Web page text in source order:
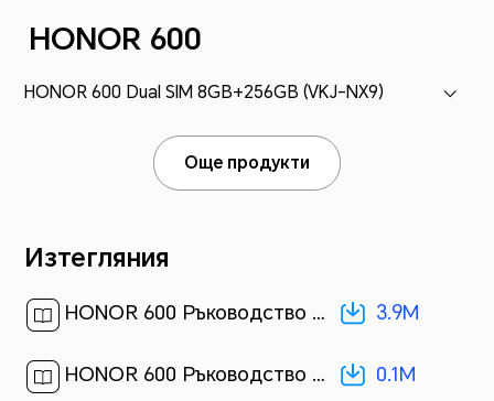
HONOR 600
HONOR 600 Dual SIM 8GB+256GB (VKJ-NX9)
Още продукти
Изтегляния
HONOR 600 Ръководство за потребителя-(MagicOS 10_01,bg)[ 3.9M ] 3.9M
HONOR 600 Ръководство за бърз старт-(Magic OS 10.0_01,VKJ-NX9,bg)[ 0.1M ] 0.1M